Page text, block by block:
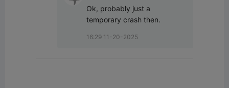
Ok, probably just a
temporary crash then.
16:29 11-20-2025